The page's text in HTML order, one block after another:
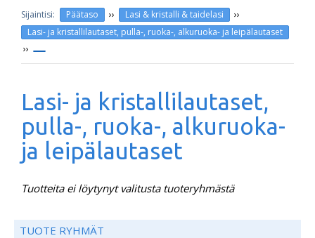
Päätaso ›› Lasi & kristalli & taidelasi ››
Lasi- ja kristallilautaset, pulla-, ruoka-, alkuruoka- ja leipälautaset
››
Lasi- ja kristallilautaset,
pulla-, ruoka-, alkuruoka-
ja leipälautaset
Tuotteita ei löytynyt valitusta tuoteryhmästä
TUOTE RYHMÄT